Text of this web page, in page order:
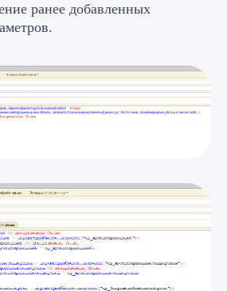
ранее добавленных